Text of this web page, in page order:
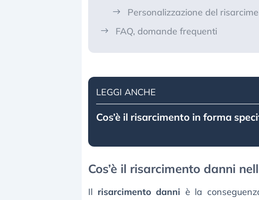
Personalizzazione del
FAQ, domande frequenti
LEGGI ANCHE
Cos’è il risarcimento in forma
Cos’è il risarcimento danni
Il risarcimento danni è la